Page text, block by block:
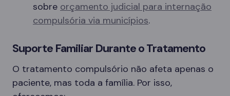
sobre orçamento judicial para internação
compulsória via municípios.
Suporte Familiar Durante o Tratamento
O tratamento compulsório não afeta apenas o
paciente, mas toda a família. Por isso,